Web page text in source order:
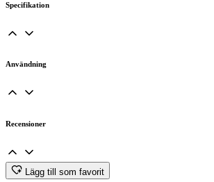
Specifikation
Användning
Recensioner
Lägg till som favorit